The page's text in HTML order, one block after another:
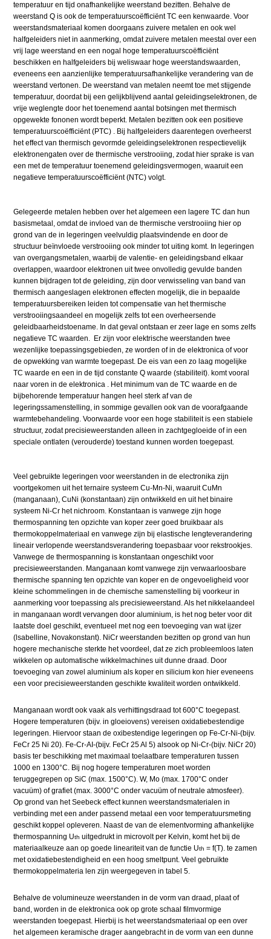
temperatuur en tijd onafhankelijke weerstand bezitten. Behalve de
weerstand Q is ook de temperatuurscoëfficiënt TC een kenwaarde. Voor
weerstandsmateriaal komen doorgaans zuivere metalen en ook wel
halfgeleiders niet in aanmerking, omdat zuivere metalen meestal over een
vrij lage weerstand en een nogal hoge temperatuurscoëfficiënt
beschikken en halfgeleiders bij weliswaar hoge weerstandswaarden,
eveneens een aanzienlijke temperatuursafhankelijke verandering van de
weerstand vertonen. De weerstand van metalen neemt toe met stijgende
temperatuur, doordat bij een gelijkblijvend aantal geleidingselektronen, de
vrije weglengte door het toenemend aantal botsingen met thermisch
opgewekte fononen wordt beperkt. Metalen bezitten ook een positieve
temperatuurscoëfficiënt (PTC) . Bij halfgeleiders daarentegen overheerst
het effect van thermisch gevormde geleidingselektronen respectievelijk
elektronengaten over de thermische verstrooiing, zodat hier sprake is van
een met de temperatuur toenemend geleidingsvermogen, waaruit een
negatieve temperatuurscoëfficiënt (NTC) volgt.
Gelegeerde metalen hebben over het algemeen een lagere TC dan hun
basismetaal, omdat de invloed van de thermische verstrooiing hier op
grond van de in legeringen veelvuldig plaatsvindende en door de
structuur beïnvloede verstrooiing ook minder tot uiting komt. In legeringen
van overgangsmetalen, waarbij de valentie- en geleidingsband elkaar
overlappen, waardoor elektronen uit twee onvolledig gevulde banden
kunnen bijdragen tot de geleiding, zijn door verwisseling van band van
thermisch aangeslagen elektronen effecten mogelijk, die in bepaalde
temperatuursbereiken leiden tot compensatie van het thermische
verstrooiingsaandeel en mogelijk zelfs tot een overheersende
geleidbaarheidstoename. In dat geval ontstaan er zeer lage en soms zelfs
negatieve TC waarden. Er zijn voor elektrische weerstanden twee
wezenlijke toepassingsgebieden, ze worden of in de elektronica of voor
de opwekking van warmte toegepast. De eis van een zo laag mogelijke
TC waarde en een in de tijd constante Q waarde (stabiliteit). komt vooral
naar voren in de elektronica . Het minimum van de TC waarde en de
bijbehorende temperatuur hangen heel sterk af van de
legeringssamenstelling, in sommige gevallen ook van de voorafgaande
warmtebehandeling. Voorwaarde voor een hoge stabiliteit is een stabiele
structuur, zodat precisieweerstanden alleen in zachtgegloeide of in een
speciale ontlaten (verouderde) toestand kunnen worden toegepast.
Veel gebruikte legeringen voor weerstanden in de electronika zijn
voortgekomen uit het ternaire systeem Cu-Mn-Ni, waaruit CuMn
(manganaan), CuNi (konstantaan) zijn ontwikkeld en uit het binaire
systeem Ni-Cr het nichroom. Konstantaan is vanwege zijn hoge
thermospanning ten opzichte van koper zeer goed bruikbaar als
thermokoppelmateriaal en vanwege zijn bij elastische lengteverandering
lineair verlopende weerstandsverandering toepasbaar voor rekstrookjes.
Vanwege de thermospanning is konstantaan ongeschikt voor
precisieweerstanden. Manganaan komt vanwege zijn verwaarloosbare
thermische spanning ten opzichte van koper en de ongevoeligheid voor
kleine schommelingen in de chemische samenstelling bij voorkeur in
aanmerking voor toepassing als precisieweerstand. Als het nikkelaandeel
in manganaan wordt vervangen door aluminium, is het nog beter voor dit
laatste doel geschikt, eventueel met nog een toevoeging van wat ijzer
(lsabelline, Novakonstant). NiCr weerstanden bezitten op grond van hun
hogere mechanische sterkte het voordeel, dat ze zich probleemloos laten
wikkelen op automatische wikkelmachines uit dunne draad. Door
toevoeging van zowel aluminium als koper en silicium kon hier eveneens
een voor precisieweerstanden geschikte kwaliteit worden ontwikkeld.
Manganaan wordt ook vaak als verhittingsdraad tot 600°C toegepast.
Hogere temperaturen (bijv. in gloeiovens) vereisen oxidatiebestendige
legeringen. Hiervoor staan de oxibestendige legeringen op Fe-Cr-Ni-(bijv.
FeCr 25 Ni 20). Fe-Cr-AI-(bijv. FeCr 25 Al 5) alsook op Ni-Cr-(bijv. NiCr 20)
basis ter beschikking met maximaal toelaatbare temperaturen tussen
1000 en 1300°C. Bij nog hogere temperaturen moet worden
teruggegrepen op SiC (max. 1500°C). W, Mo (max. 1700°C onder
vacuüm) of grafiet (max. 3000°C onder vacuüm of neutrale atmosfeer).
Op grond van het Seebeck effect kunnen weerstandsmaterialen in
verbinding met een ander passend metaal een voor temperatuursmeting
geschikt koppel opleveren. Naast de van de elementvorming afhankelijke
thermospanning Uth uitgedrukt in microvolt per Kelvin, komt het bij de
materiaalkeuze aan op goede lineariteit van de functie Uth = f(T). te zamen
met oxidatiebestendigheid en een hoog smeltpunt. Veel gebruikte
thermokoppelmateria len zijn weergegeven in tabel 5.
Behalve de volumineuze weerstanden in de vorm van draad, plaat of
band, worden in de elektronica ook op grote schaal filmvormige
weerstanden toegepast. Hierbij is het weerstandsmateriaal op een over
het algemeen keramische drager aangebracht in de vorm van een dunne